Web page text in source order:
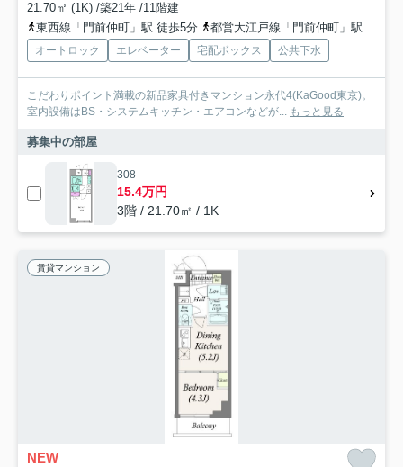
21.70㎡ (1K) /築21年 /11階建
東西線「門前仲町」駅 徒歩5分
都営大江戸線「門前仲町」駅 徒歩5分
オートロック エレベーター 宅配ボックス 公共下水
こだわりポイント満載の新品家具付きマンション永代4(KaGood東京)。
室内設備はBS・システムキッチン・エアコンなどが... もっと見る
募集中の部屋
308
15.4万円
3階 / 21.70㎡ / 1K
賃貸マンション
NEW